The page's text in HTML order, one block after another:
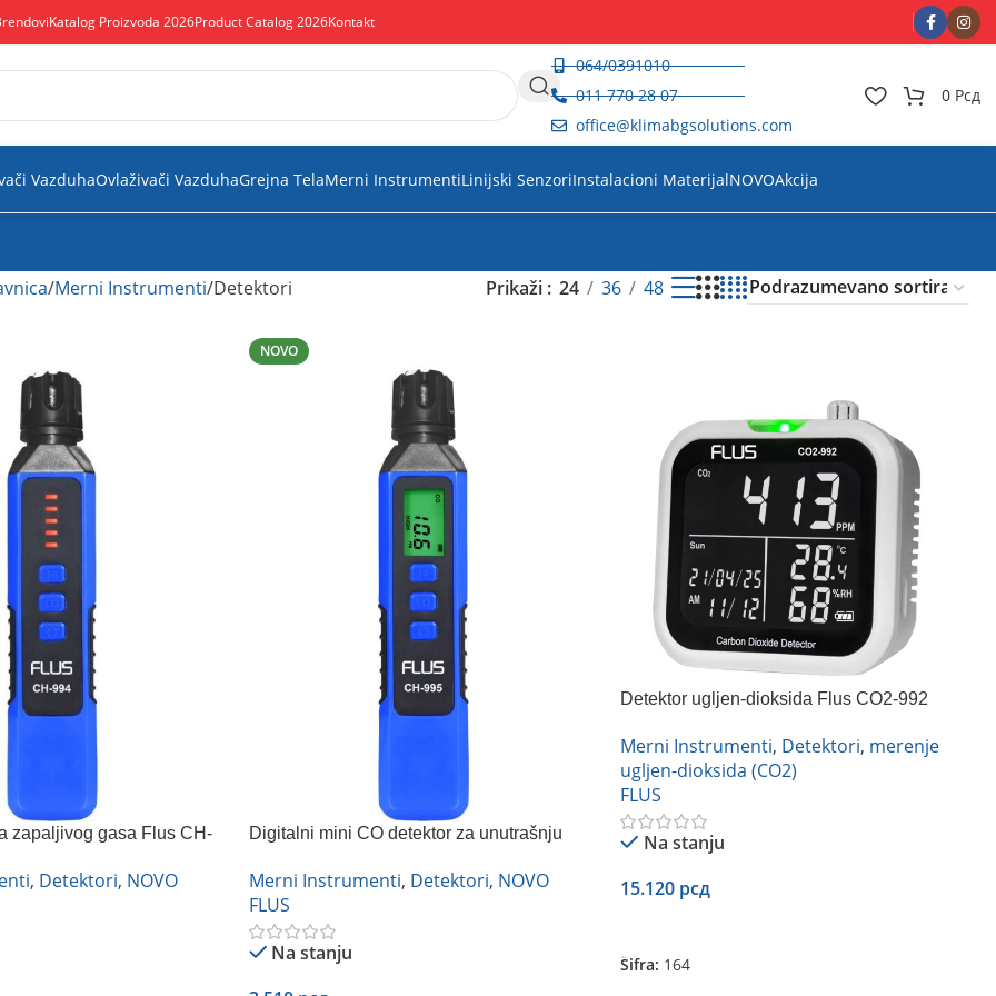
Katalog Proizvoda 2026Product Catalog 2026Kontakt
064/0391010
011 770 28 07
office@klimabgsolutions.com
0 Рсд
VazduhaOvlaživači VazduhaGrejna TelaMerni InstrumentiLinijski SenzoriInstalacioni MaterijalNOVOAkcija
Merni Instrumenti Detektori Prikaži 24 36 48
zapaljivog gasa Flus CH-
, Detektori, NOVO
NOVO
Digitalni mini CO detektor za unutrašnju
Merni Instrumenti, Detektori, NOVO
FLUS
Na stanju
Detektor ugljen-dioksida Flus CO2-992
Merni Instrumenti, Detektori, merenje
ugljen-dioksida (CO2)
FLUS
Na stanju
15.120 рсд
Šifra: 164